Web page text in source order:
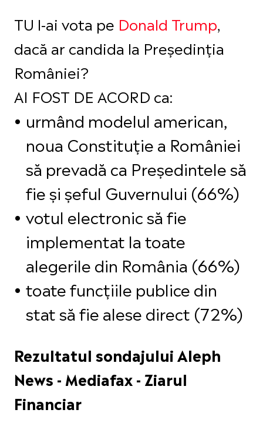
TU l-ai vota pe Donald Trump,
dacă ar candida la Președinția
României?
AI FOST DE ACORD ca:
urmând modelul american,
noua Constituție a României
să prevadă ca Președintele să
fie și șeful Guvernului (66%)
votul electronic să fie
implementat la toate
alegerile din România (66%)
toate funcțiile publice din
stat să fie alese direct (72%)
Rezultatul sondajului Aleph
News - Mediafax - Ziarul
Financiar